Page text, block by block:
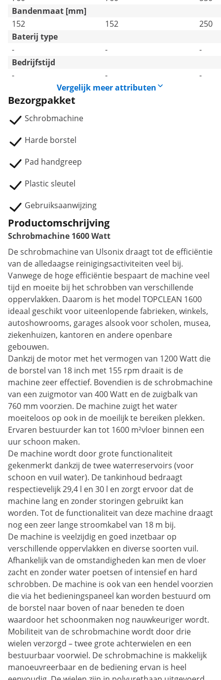
Bandenmaat [mm]
152
152
250
Baterij type
-
-
-
Bedrijfstijd
-
-
-
Vergelijk meer attributen
Bezorgpakket
Schrobmachine
Harde borstel
Pad handgreep
Plastic sleutel
Gebruiksaanwijzing
Productomschrijving
Schrobmachine 1600 Watt
De schrobmachine van Ulsonix draagt tot de efficiëntie
van de alledaagse reinigingsactiviteiten veel bij.
Vanwege de hoge efficiëntie bespaart de machine veel
tijd en moeite bij het schrobben van verschillende
oppervlakken. Daarom is het model TOPCLEAN 1600
ideaal geschikt voor uiteenlopende fabrieken, winkels,
autoshowrooms, garages alsook voor scholen, musea,
ziekenhuizen, kantoren en andere openbare
gebouwen.
Dankzij de motor met het vermogen van 1200 Watt die
de borstel van 18 inch met 155 rpm draait is de
machine zeer effectief. Bovendien is de schrobmachine
van een zuigmotor van 400 Watt en de zuigbalk van
760 mm voorzien. De machine zuigt het water
moeiteloos op ook in de moeilijk te bereiken plekken.
Ervaren bestuurder kan tot 1600 m²vloer binnen een
uur schoon maken.
De machine wordt door grote functionaliteit
gekenmerkt dankzij de twee waterreservoirs (voor
schoon en vuil water). De tankinhoud bedraagt
respectievelijk 29,4 l en 30 l en zorgt ervoor dat de
machine lang en zonder storingen gebruikt kan
worden. Tot de functionaliteit van deze machine draagt
nog een zeer lange stroomkabel van 18 m bij.
De machine is veelzijdig en goed inzetbaar op
verschillende oppervlakken en diverse soorten vuil.
Afhankelijk van de omstandigheden kan men de vloer
zacht en zonder water poetsen of intensief en hard
schrobben. De machine is ook van een hendel voorzien
die via het bedieningspaneel kan worden bestuurd om
de borstel naar boven of naar beneden te doen
waardoor het schoonmaken nog nauwkeuriger wordt.
Mobiliteit van de schrobmachine wordt door drie
wielen verzorgd – twee grote achterwielen en een
bestuurbaar voorwiel. De schrobmachine is makkelijk
manoeuvreerbaar en de bediening ervan is heel